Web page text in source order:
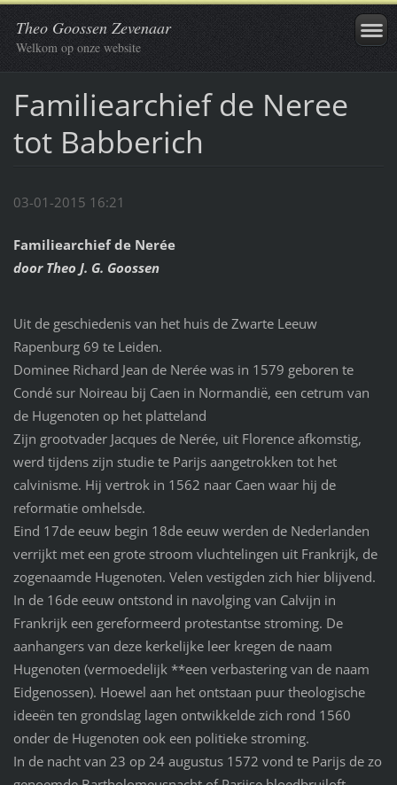
Theo Goossen Zevenaar
Welkom op onze website
Familiearchief de Neree
tot Babberich
03-01-2015 16:21
Familiearchief de Nerée
door Theo J. G. Goossen
Uit de geschiedenis van het huis de Zwarte Leeuw
Rapenburg 69 te Leiden.
Dominee Richard Jean de Nerée was in 1579 geboren te
Condé sur Noireau bij Caen in Normandië, een cetrum van
de Hugenoten op het platteland
Zijn grootvader Jacques de Nerée, uit Florence afkomstig,
werd tijdens zijn studie te Parijs aangetrokken tot het
calvinisme. Hij vertrok in 1562 naar Caen waar hij de
reformatie omhelsde.
Eind 17de eeuw begin 18de eeuw werden de Nederlanden
verrijkt met een grote stroom vluchtelingen uit Frankrijk, de
zogenaamde Hugenoten. Velen vestigden zich hier blijvend.
In de 16de eeuw ontstond in navolging van Calvijn in
Frankrijk een gereformeerd protestantse stroming. De
aanhangers van deze kerkelijke leer kregen de naam
Hugenoten (vermoedelijk **een verbastering van de naam
Eidgenossen). Hoewel aan het ontstaan puur theologische
ideeën ten grondslag lagen ontwikkelde zich rond 1560
onder de Hugenoten ook een politieke stroming.
In de nacht van 23 op 24 augustus 1572 vond te Parijs de zo